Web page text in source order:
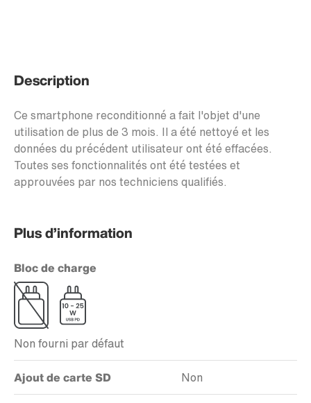
Description
Ce smartphone reconditionné a fait l'objet d'une
utilisation de plus de 3 mois. Il a été nettoyé et les
données du précédent utilisateur ont été effacées.
Toutes ses fonctionnalités ont été testées et
approuvées par nos techniciens qualifiés.
Plus d’information
Bloc de charge
Non fourni par défaut
Ajout de carte SD Non